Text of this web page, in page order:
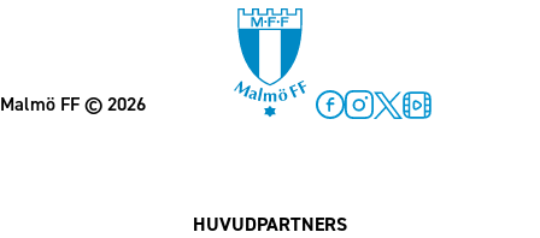
Malmö FF© 2026
HUVUDPARTNERS